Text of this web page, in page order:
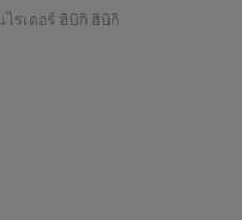
ไรเดอร์ ฮิบิกิ ฮิบิกิ